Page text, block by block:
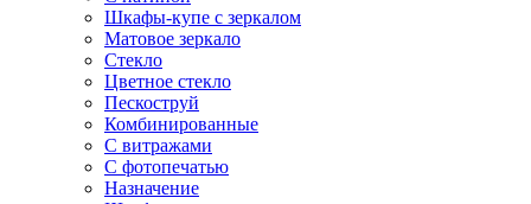
Шкафы-купе с зеркалом
Матовое зеркало
Стекло
Цветное стекло
Пескоструй
Комбинированные
С витражами
С фотопечатью
Назначение